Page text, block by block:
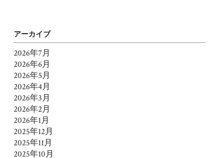
アーカイブ
2026年7月
2026年6月
2026年5月
2026年4月
2026年3月
2026年2月
2026年1月
2025年12月
2025年11月
2025年10月